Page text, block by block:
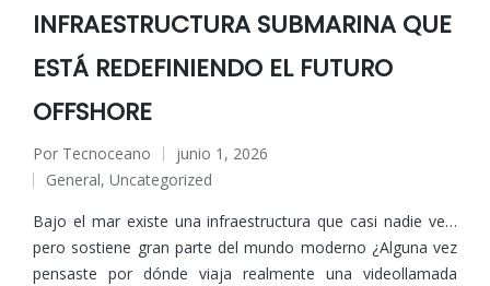
INFRAESTRUCTURA SUBMARINA QUE
ESTÁ REDEFINIENDO EL FUTURO
OFFSHORE
Publicado
por
Por Tecnoceano
junio 1, 2026
Publicado
en
General, Uncategorized
Bajo el mar existe una infraestructura que casi nadie ve…
pero sostiene gran parte del mundo moderno ¿Alguna vez
pensaste por dónde viaja realmente una videollamada